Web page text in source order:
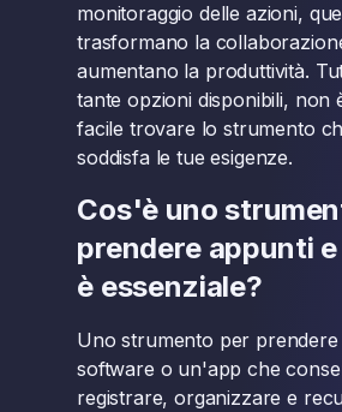
monitoraggio delle azioni,
trasformano la
aumentano la produttività.
tante opzioni disponibili, non
facile trovare lo strumento
soddisfa le tue esigenze.
Cos'è uno
prendere appunti
è essenziale?
Uno strumento per
software o un'app che
registrare, organizzare e